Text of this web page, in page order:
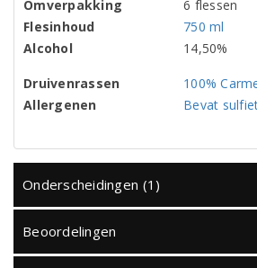
Omverpakking
6 flessen
Flesinhoud
750 ml
Alcohol
14,50%
Druivenrassen
100%
Allergenen
Bevat
Onderscheidingen (1)
Beoordelingen